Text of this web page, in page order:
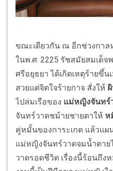
ขณะเดียวกัน ณ อีกช่วงกาล
ในพ.ศ. 2225 รัชสมัยสมเด็
ศรีอยุธยา ได้เกิดเหตุร้ายขึ้น
สวยแต่จิตใจร้ายกาจ สั่งให้
ไปล่มเรือของ แม่หญิงจันทร์
จันทร์วาดชม้ายชายตาให้ ห
คู่หมั้นของการะเกด แล้วแผ
แม่หญิงจันทร์วาดจมน้ำตา
วาดรอดชีวิต เรื่องนี้ร้อนถึง